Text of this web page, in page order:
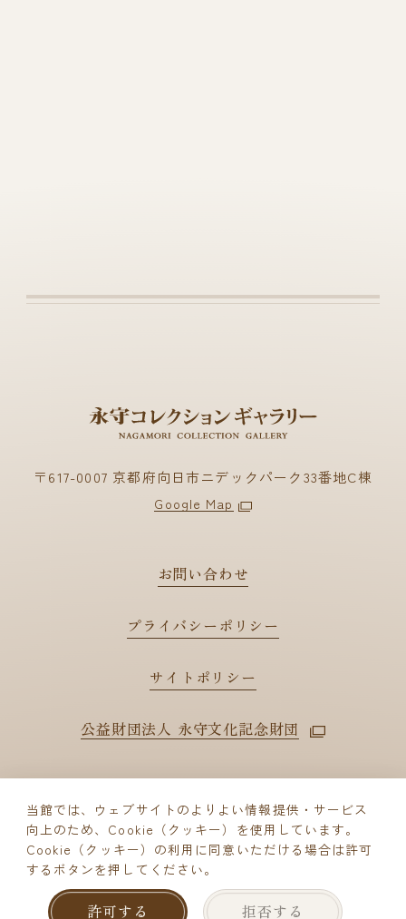
当館では、ウェブサイトのよりよい情報提供・サービス
向上のため、Cookie（クッキー）を使用しています。
Cookie（クッキー）の利用に同意いただける場合は許可
するボタンを押してください。
許可する 拒否する
ご来館予約
〒617-0007 京都府向日市ニデックパーク33番地C棟
Google Map
お問い合わせ
プライバシーポリシー
サイトポリシー
公益財団法人 永守文化記念財団
© Nagamori Culture Foundation